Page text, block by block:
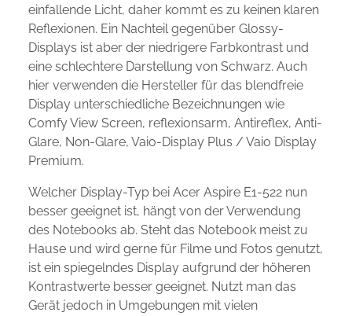
einfallende Licht, daher kommt es zu keinen klaren
Reflexionen. Ein Nachteil gegenüber Glossy-
Displays ist aber der niedrigere Farbkontrast und
eine schlechtere Darstellung von Schwarz. Auch
hier verwenden die Hersteller für das blendfreie
Display unterschiedliche Bezeichnungen wie
Comfy View Screen, reflexionsarm, Antireflex, Anti-
Glare, Non-Glare, Vaio-Display Plus / Vaio Display
Premium.
Welcher Display-Typ bei Acer Aspire E1-522 nun
besser geeignet ist, hängt von der Verwendung
des Notebooks ab. Steht das Notebook meist zu
Hause und wird gerne für Filme und Fotos genutzt,
ist ein spiegelndes Display aufgrund der höheren
Kontrastwerte besser geeignet. Nutzt man das
Gerät jedoch in Umgebungen mit vielen